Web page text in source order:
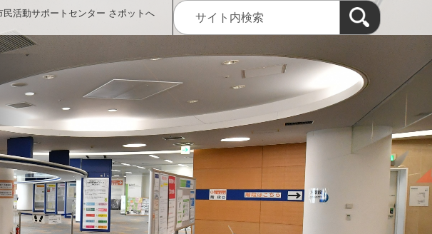
民活動サポートセンター さポットへ